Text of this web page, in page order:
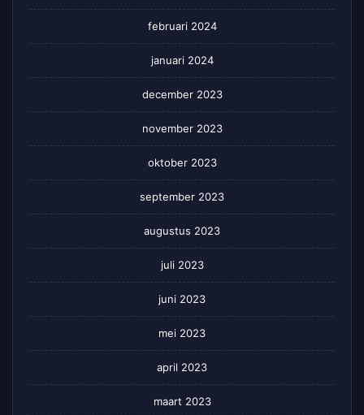
februari 2024
januari 2024
december 2023
november 2023
oktober 2023
september 2023
augustus 2023
juli 2023
juni 2023
mei 2023
april 2023
maart 2023